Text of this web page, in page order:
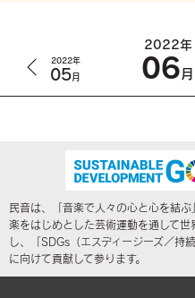
2022年
05月
2022年
06月
民音は、「音楽で人々の心と心を結
楽をはじめとした芸術運動を通して
し、「SDGs（エスディージーズ／持
に向けて貢献して参ります。